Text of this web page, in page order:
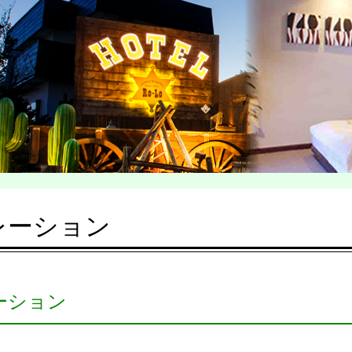
ション
ション